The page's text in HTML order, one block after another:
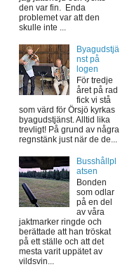
den var fin. Enda
problemet var att den
skulle inte ...
Byagudstjä
nst på
logen
För tredje
året på rad
fick vi stå
som värd för Örsjö kyrkas
byagudstjänst. Alltid lika
trevligt! På grund av några
regnstänk just när de de...
Busshållpl
atsen
Bonden
som odlar
på en del
av våra
jaktmarker ringde och
berättade att han tröskat
på ett ställe och att det
mesta varit uppätet av
vildsvin...